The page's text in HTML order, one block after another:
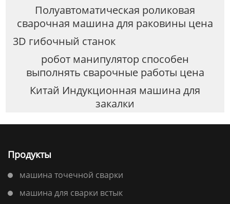
Полуавтоматическая роликовая
сварочная машина для раковины цена
3D гибочный станок
робот манипулятор способен
выполнять сварочные работы цена
Китай Индукционная машина для
закалки
Продукты
машина точечной сварки
машина для сварки встык